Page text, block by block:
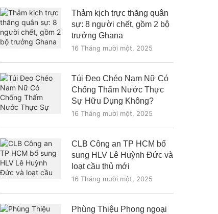
Thảm kịch trực thăng quân
sự: 8 người chết, gồm 2 bộ
trưởng Ghana
16 Tháng mười một, 2025
Túi Đeo Chéo Nam Nữ Có
Chống Thấm Nước Thực
Sự Hữu Dụng Không?
16 Tháng mười một, 2025
CLB Công an TP HCM bổ
sung HLV Lê Huỳnh Đức và
loạt cầu thủ mới
16 Tháng mười một, 2025
Phùng Thiệu Phong ngoại